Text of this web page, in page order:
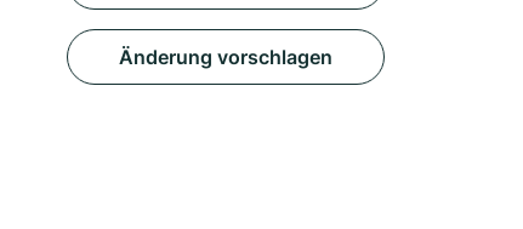
Änderung vorschlagen